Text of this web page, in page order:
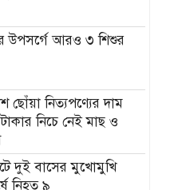
উপসর্গে আরও ৩ শিশুর
ছোঁয়া নিত্যপণ্যের দাম
নিচে নেই মাছ ও
দুই বাসের মুখোমুখি
নিহত ৯